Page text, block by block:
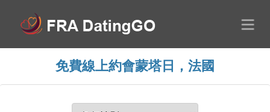
免費線上約會蒙塔日，法國